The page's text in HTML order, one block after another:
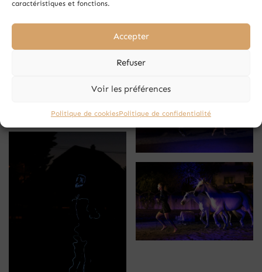
caractéristiques et fonctions.
Accepter
Refuser
Voir les préférences
Politique de cookiesPolitique de confidentialité